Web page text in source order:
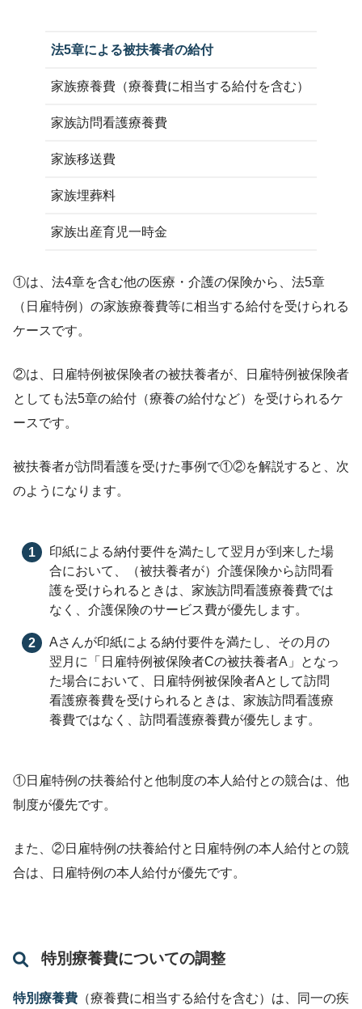
法5章による被扶養者の給付
家族療養費（療養費に相当する給付を含む）
家族訪問看護療養費
家族移送費
家族埋葬料
家族出産育児一時金
①は、法4章を含む他の医療・介護の保険から、法5章
（日雇特例）の家族療養費等に相当する給付を受けられる
ケースです。
②は、日雇特例被保険者の被扶養者が、日雇特例被保険者
としても法5章の給付（療養の給付など）を受けられるケ
ースです。
被扶養者が訪問看護を受けた事例で①②を解説すると、次
のようになります。
印紙による納付要件を満たして翌月が到来した場
合において、（被扶養者が）介護保険から訪問看
護を受けられるときは、家族訪問看護療養費では
なく、介護保険のサービス費が優先します。
Aさんが印紙による納付要件を満たし、その月の
翌月に「日雇特例被保険者Cの被扶養者A」となっ
た場合において、日雇特例被保険者Aとして訪問
看護療養費を受けられるときは、家族訪問看護療
養費ではなく、訪問看護療養費が優先します。
①日雇特例の扶養給付と他制度の本人給付との競合は、他
制度が優先です。
また、②日雇特例の扶養給付と日雇特例の本人給付との競
合は、日雇特例の本人給付が優先です。
特別療養費についての調整
特別療養費 （療養費に相当する給付を含む）は、同一の疾